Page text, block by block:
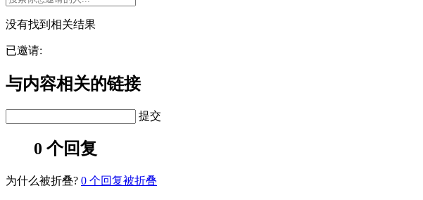
没有找到相关结果
已邀请:
与内容相关的链接
提交
0 个回复
为什么被折叠? 0 个回复被折叠